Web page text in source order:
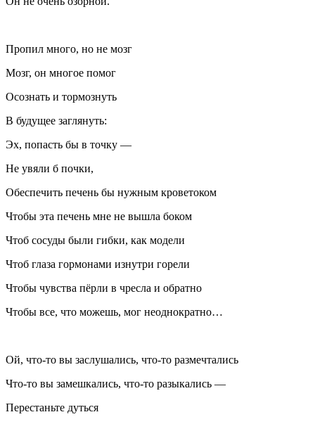
Пропил много, но не мозг
Мозг, он многое помог
Осознать и тормознуть
В будущее заглянуть:
Эх, попасть бы в точку —
Не увяли б почки,
Обеспечить печень бы нужным кроветоком
Чтобы эта печень мне не вышла боком
Чтоб сосуды были гибки, как модели
Чтоб глаза гормонами изнутри горели
Чтобы чувства пёрли в чресла и обратно
Чтобы все, что можешь, мог неоднократно…
Ой, что-то вы заслушались, что-то размечтались
Что-то вы замешкались, что-то разыкались —
Перестаньте дуться